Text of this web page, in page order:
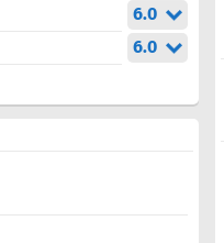
6.0
6.0